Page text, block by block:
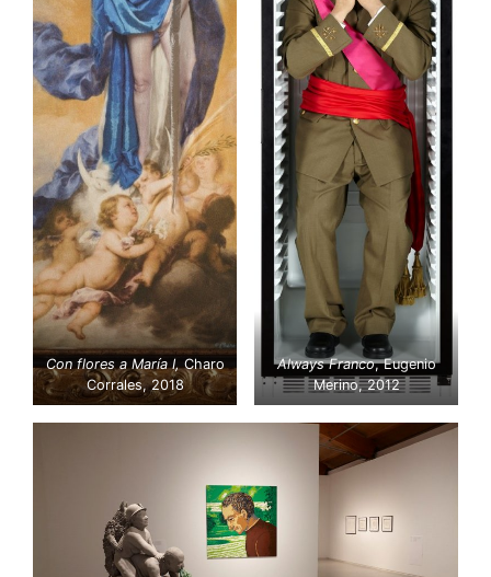
Con flores a María I, Charo
Corrales, 2018
Always Franco, Eugenio
Merino, 2012